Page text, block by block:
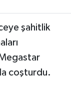
şahitlik
coşturdu.